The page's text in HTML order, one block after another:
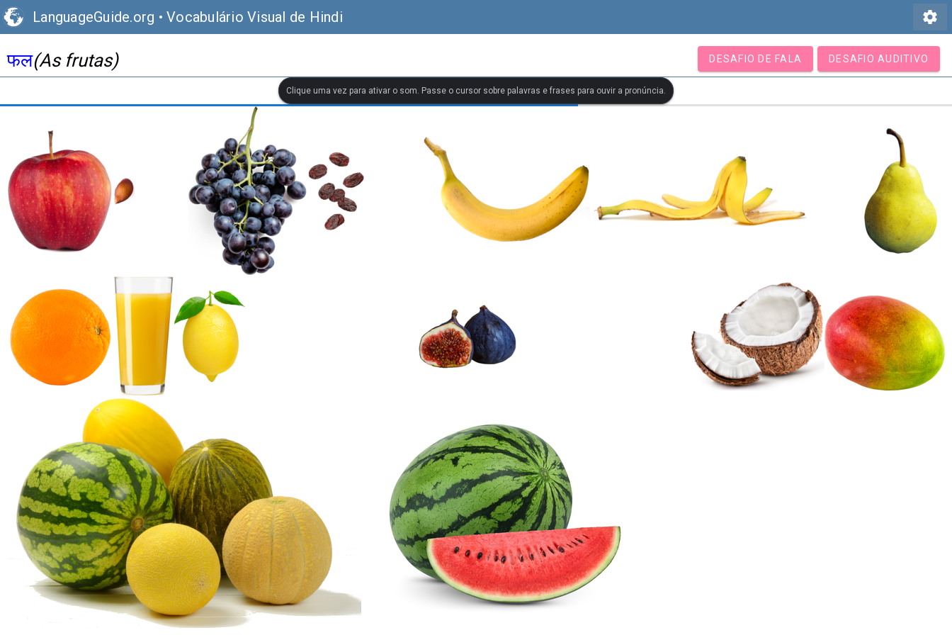
LanguageGuide.org • Vocabulário Visual de Hindi settings
फल(As frutas) DESAFIO DE FALA DESAFIO AUDITIVO
Clique uma vez para ativar o som. Passe o cursor sobre palavras e frases para ouvir a pronúncia.